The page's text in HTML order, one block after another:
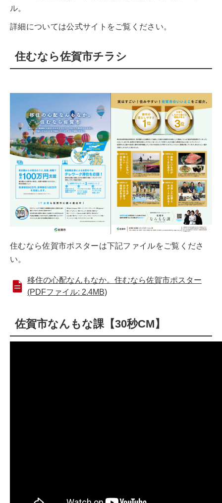
ル。
詳細については公式サイトをご覧ください。
住むなら佐賀市チラシ
住むなら佐賀市ポスターは下記ファイルをご覧くださ
い。
移住の心配なんもなか。住むなら佐賀市ポスター
(PDFファイル: 2.4MB)
佐賀市なんもな課【30秒CM】